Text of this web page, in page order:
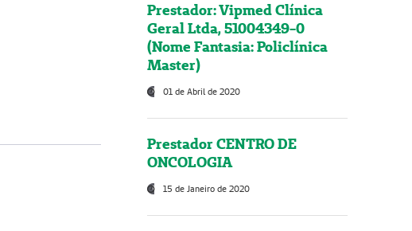
Prestador: Vipmed Clínica
Geral Ltda, 51004349-0
(Nome Fantasia: Policlínica
Master)
01 de Abril de 2020
Prestador CENTRO DE
ONCOLOGIA
15 de Janeiro de 2020